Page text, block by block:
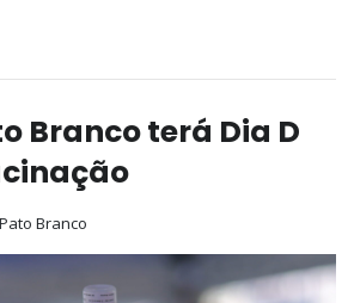
Branco terá Dia D
Pato Branco